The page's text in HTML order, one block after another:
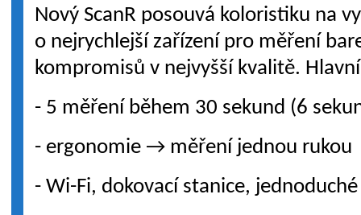
Nový ScanR posouvá koloristiku na
o nejrychlejší zařízení pro měření
kompromisů v nejvyšší kvalitě.
- 5 měření během 30 sekund (6
- ergonomie → měření jednou rukou
- Wi-Fi, dokovací stanice,